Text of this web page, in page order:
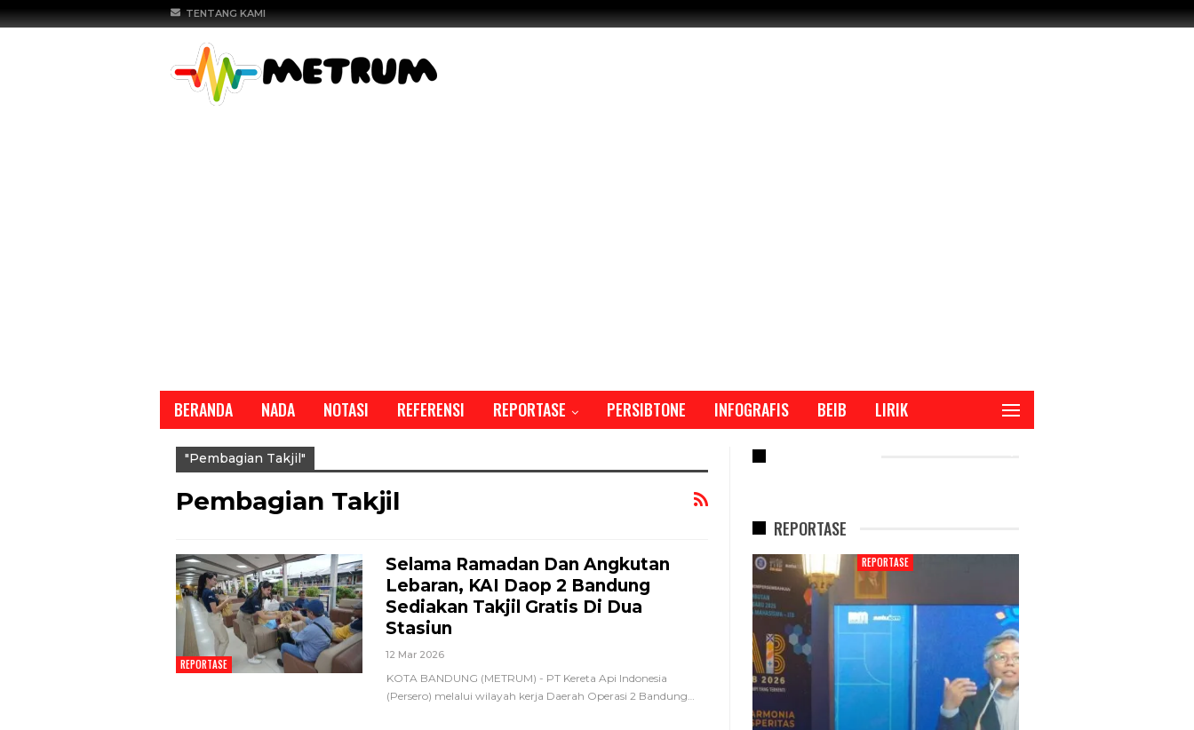
TENTANG KAMI
BERANDA NADA NOTASI REFERENSI REPORTASE PERSIBTONE INFOGRAFIS BEIB LIRIK
"pembagian Takjil"
Pembagian Takjil
REPORTASE
Selama Ramadan Dan Angkutan
Lebaran, KAI Daop 2 Bandung
Sediakan Takjil Gratis Di Dua
Stasiun
12 Mar 2026
KOTA BANDUNG (METRUM) - PT Kereta Api Indonesia
(Persero) melalui wilayah kerja Daerah Operasi 2 Bandung
REPORTASE
REPORTASE REPORTASE REPORTASE